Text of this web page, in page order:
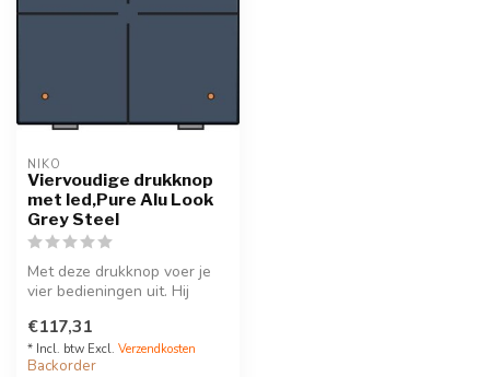
NIKO
Viervoudige drukknop
met led,Pure Alu Look
Grey Steel
Met deze drukknop voer je
vier bedieningen uit. Hij
...
€117,31
* Incl. btw Excl. Verzendkosten
Backorder